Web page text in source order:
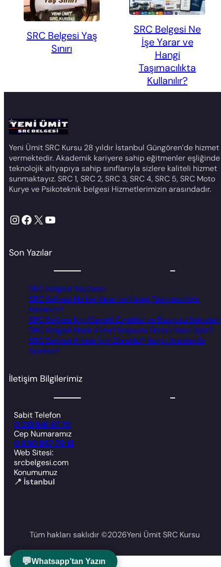
SRC Belgesi Yaş
Sınırı
SRC Belgesi Ne
İşe Yarar ve
Hangi
Taşımacılıkta
Kullanılır?
Yeni Ümit SRC Kursu 28 yıldır İstanbul Güngören’de hizmet
vermektedir. Akademik kariyere sahip eğitmenler eşliğinde
teknolojik altyapıya sahip sınıflarıyla sizlere kaliteli hizmet
sunmaktayız. SRC 1, SRC 2, SRC 3, SRC 4, SRC 5, SRC Moto
Kurye ve Psikoteknik belgesi Hizmetlerimizin arasındadır.
InstagramFacebook X YouTube
Son Yazılar
SRC Belgesi Yaş Sınırı
SRC Belgesi Ne İşe Yarar ve Hangi Taşımacılıkta
Kullanılır?
SRC Belgesi İçin Gerekli Evraklar ve Başvuru Belgeleri
SRC Belgesi Nasıl Alınır? Başvuru Süreci Nasıl İşler?
SRC Belgesi Kimler İçin Zorunlu? Hangi Araçlarda
Gerekir?
İletişim Bilgilerimiz
Sabit Telefon
0 212 641 97 73
Cep Numaramız
0 530 957 79 13
Web Sitesi:
srcbelgesi.com
Konumumuz
📍 İstanbul
Tüm hakları saklıdır ©2026
💬Whatsapp’tan Yazın
Yeni Ümit SRC Kursu